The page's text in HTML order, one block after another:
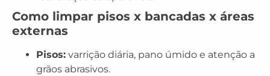
Como limpar pisos x bancadas x áreas
externas
Pisos: varrição diária, pano úmido e atenção a
grãos abrasivos.